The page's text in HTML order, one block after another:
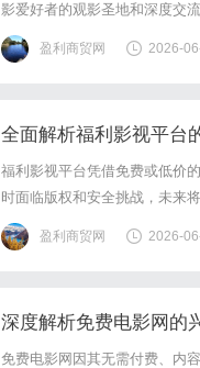
影爱好者的观影圣地和深度交流
盈利商贸网 2026-
全面解析福利影视平台
福利影视平台凭借免费或低价
时面临版权和安全挑战，未来
盈利商贸网 2026-
深度解析免费电影网的
免费电影网因其无需付费、内